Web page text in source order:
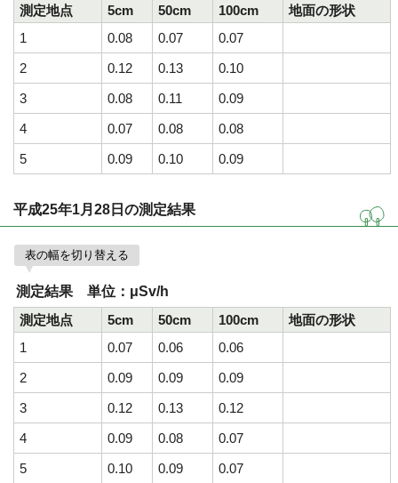
測定地点
5cm 50cm 100cm
地面の形状
1
0.08 0.07
0.07
2
0.12 0.13
0.10
3
0.08 0.11
0.09
4
0.07 0.08
0.08
5
0.09 0.10 0.09
平成25年1月28日の測定結果
表の幅を切り替える
測定結果 単位：μSv/h
測定地点
5cm 50cm 100cm
地面の形状
1
0.07 0.06
0.06
2
0.09 0.09
0.09
3
0.12 0.13
0.12
4
0.09 0.08
0.07
5
0.10 0.09 0.07